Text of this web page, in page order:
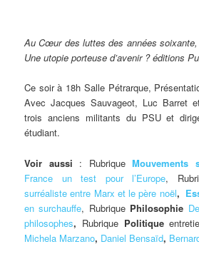
Au Cœur des luttes des années
Une utopie porteuse d’avenir ? éditions
Ce soir à 18h Salle Pétrarque,
Avec Jacques Sauvageot, Luc Barret
trois anciens militants du PSU et
étudiant.
Voir aussi : RubriqueMouvements
France un test pour l’Europe,
surréaliste entre Marx et le père noël,
en surchauffe, Rubrique Philosophie
philosophes, RubriquePolitique
Michela Marzano, Daniel Bensaïd,